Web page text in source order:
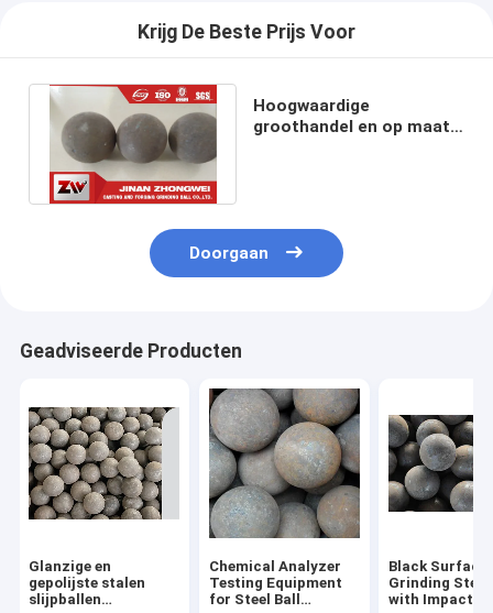
Krijg De Beste Prijs Voor
Hoogwaardige
groothandel en op maat
Doorgaan
Geadviseerde Producten
Glanzige en
gepolijste stalen
slijpballen
Chemical Analyzer
Testing Equipment
for Steel Ball
Black Surface
Grinding Steel
with Impact